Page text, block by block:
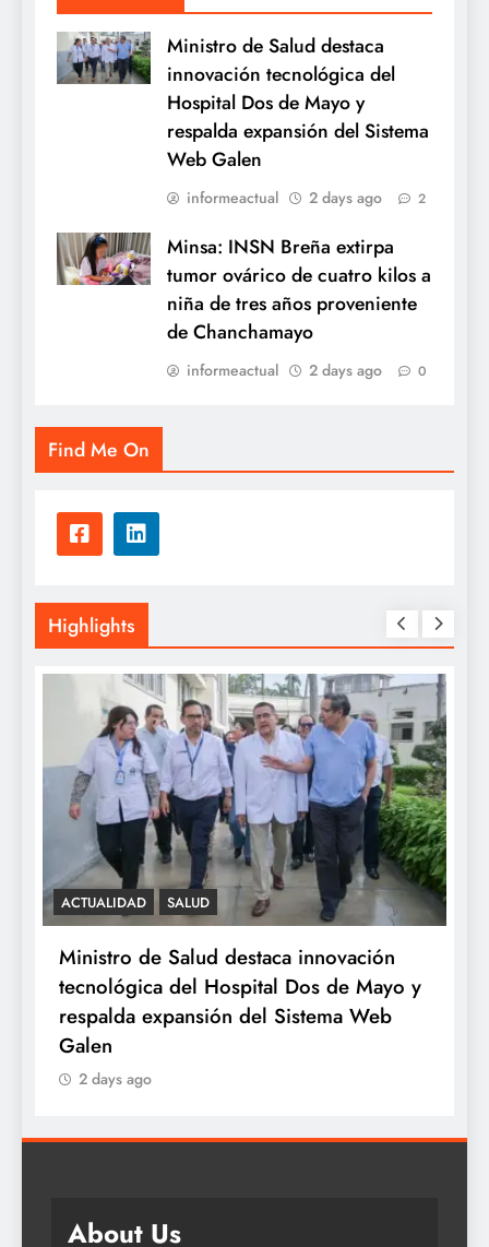
Ministro de Salud destaca
innovación tecnológica del
Hospital Dos de Mayo y
respalda expansión del Sistema
Web Galen
informeactual 2 days ago 2
Minsa: INSN Breña extirpa
tumor ovárico de cuatro kilos a
niña de tres años proveniente
de Chanchamayo
informeactual 2 days ago 0
Find Me On
Highlights
SALUD
Minsa: INSN Breña extirpa tumor
ovárico de cuatro kilos a niña de tres
años proveniente de Chanchamayo
2 days ago
About Us